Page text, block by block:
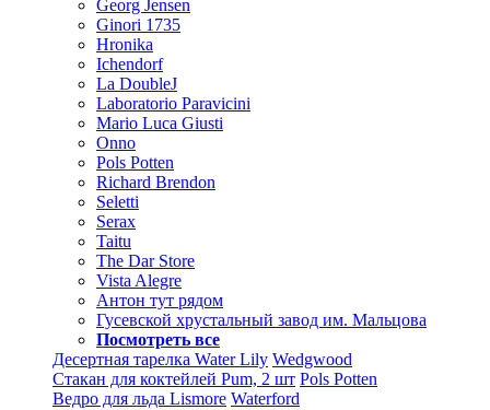
Georg Jensen
Ginori 1735
Hronika
Ichendorf
La DoubleJ
Laboratorio Paravicini
Mario Luca Giusti
Onno
Pols Potten
Richard Brendon
Seletti
Serax
Taitu
The Dar Store
Vista Alegre
Антон тут рядом
Гусевской хрустальный завод им. Мальцова
Посмотреть все
Десертная тарелка Water Lily Wedgwood
Стакан для коктейлей Pum, 2 шт Pols Potten
Ведро для льда Lismore Waterford